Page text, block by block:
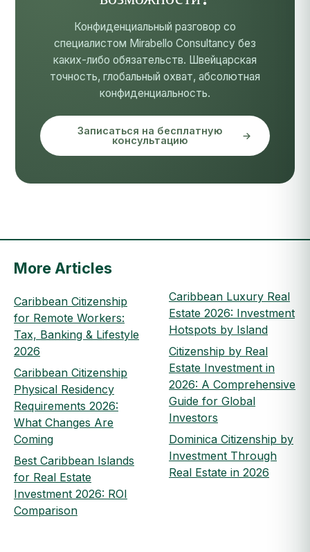
Конфиденциальный разговор со
специалистом Mirabello Consultancy без
каких-либо обязательств. Швейцарская
точность, глобальный охват, абсолютная
конфиденциальность.
Записаться на бесплатную
консультацию
More Articles
Caribbean Citizenship
for Remote Workers:
Tax, Banking & Lifestyle
2026
Caribbean Citizenship
Physical Residency
Requirements 2026:
What Changes Are
Coming
Best Caribbean Islands
for Real Estate
Investment 2026: ROI
Comparison
Caribbean Luxury Real
Estate 2026: Investment
Hotspots by Island
Citizenship by Real
Estate Investment in
2026: A Comprehensive
Guide for Global
Investors
Dominica Citizenship by
Investment Through
Real Estate in 2026